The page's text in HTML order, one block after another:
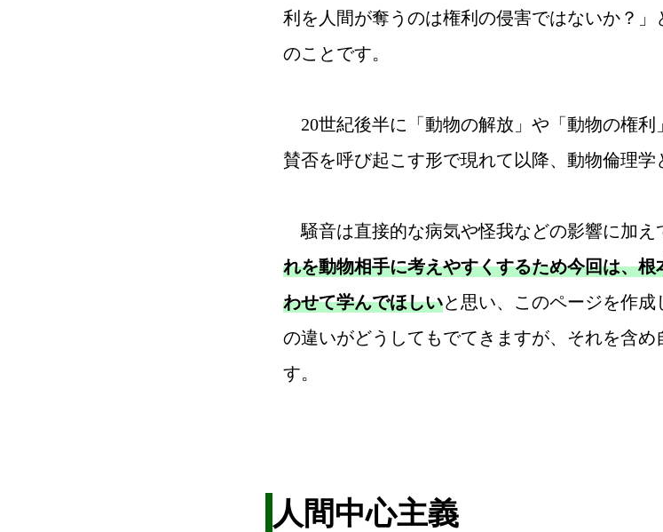
利を人間が奪うのは権利の侵害ではないか？」
のことです。
20世紀後半に「動物の解放」や「動物の権利
賛否を呼び起こす形で現れて以降、動物倫理学
騒音は直接的な病気や怪我などの影響に加え
れを動物相手に考えやすくするため今回は、
わせて学んでほしいと思い、このページを作
の違いがどうしてもでてきますが、それを含
す。
人間中心主義